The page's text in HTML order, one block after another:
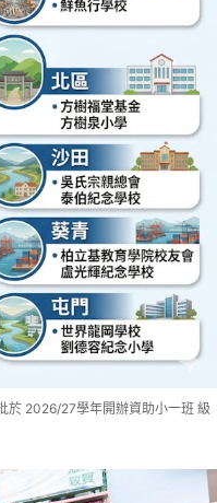
於 2026/27學年開辦資助小一班 級